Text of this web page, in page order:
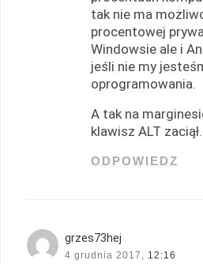
tak nie ma
procentowej
Windowsie ale i
jeśli nie my
oprogramowania.
A tak na
klawisz ALT zaciął.
ODPOWIEDZ
grzes73hej
4 grudnia 2017, 12:16